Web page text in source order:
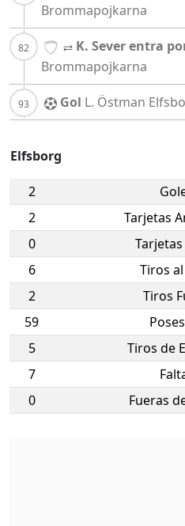
Brommapojkarna
K. Sever entra
Brommapojkarna
Gol L. Östman
Elfsborg
2
2
Tarjetas
0
Tarjetas
6
Tiros
2
Tiros
59
5
Tiros de
7
0
Fueras